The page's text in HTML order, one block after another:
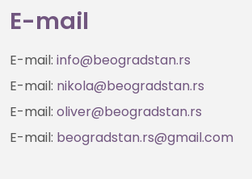
E-mail
E-mail: info@beogradstan.rs
E-mail: nikola@beogradstan.rs
E-mail: oliver@beogradstan.rs
E-mail: beogradstan.rs@gmail.com